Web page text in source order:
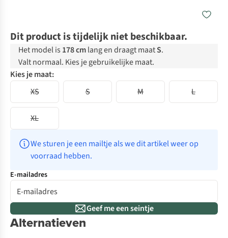
Dit product is tijdelijk niet beschikbaar.
Het model is 178 cmlang en draagt maatS.
Valt normaal. Kies je gebruikelijke maat.
Kies je maat:
XS
S M L
XL
We sturen je een mailtje als we dit artikel weer op
voorraad hebben.
E-mailadres
Geef me een seintje
Alternatieven